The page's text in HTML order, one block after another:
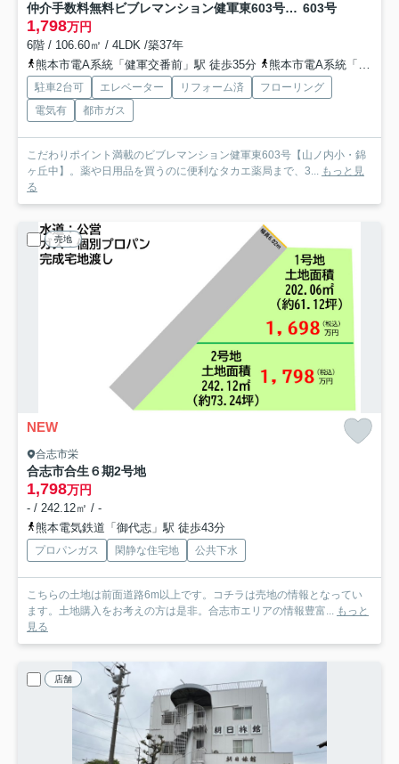
仲介手数料無料ビブレマンション健軍東603号【山ノ内小・錦ヶ丘中】 603号
1,798万円
6階 / 106.60㎡ / 4LDK /築37年
熊本市電A系統「健軍交番前」駅 徒歩35分
熊本市電A系統「動植物園入口」駅 徒歩36分
駐車2台可 エレベーター リフォーム済
フローリング
電気有
都市ガス
こだわりポイント満載のビブレマンション健軍東603号【山ノ内小・錦
ヶ丘中】。薬や日用品を買うのに便利なタカエ薬局まで、3... もっと見
る
売地
NEW
合志市栄
合志市合生６期2号地
1,798万円
- / 242.12㎡ / -
熊本電気鉄道「御代志」駅 徒歩43分
プロパンガス 閑静な住宅地 公共下水
こちらの土地は前面道路6m以上です。コチラは売地の情報となってい
ます。土地購入をお考えの方は是非。合志市エリアの情報豊富... もっと
見る
店舗